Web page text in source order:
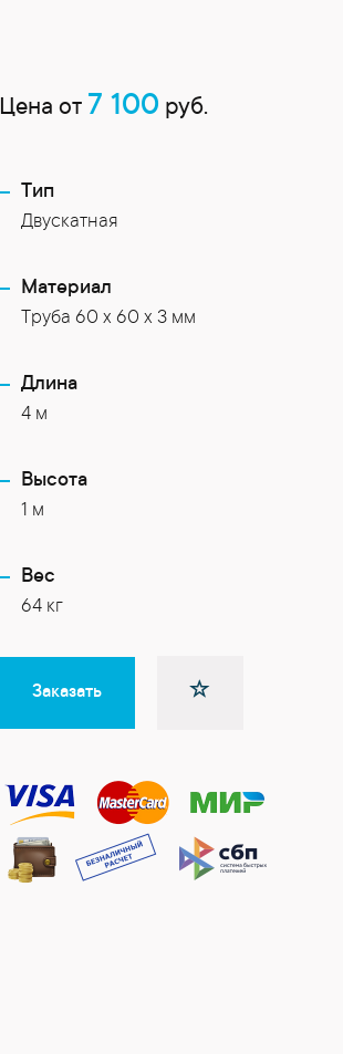
Цена от 7 100 руб.
Тип
Двускатная
Материал
Труба 60 x 60 x 3 мм
Длина
4 м
Высота
1 м
Вес
64 кг
Заказать